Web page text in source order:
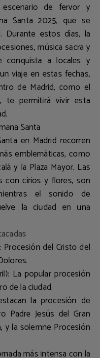
de fervor y
Santa 2025, que se
. Durante estos días, la
música sacra y
conquista a locales y
viaje en estas fechas,
de Madrid, como el
, te permitirá vivir esta
Santa
en Madrid recorren
emblemáticas, como
y la Plaza Mayor. Las
con cirios y flores, son
el sonido de
la ciudad en una
Procesión delCristo del
.
La popularprocesión
de la ciudad.
la procesión de
Padre Jesús del Gran
, y la solemne Procesión
más intensa con la